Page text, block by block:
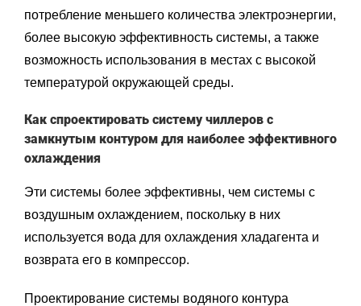
потребление меньшего количества электроэнергии,
более высокую эффективность системы, а также
возможность использования в местах с высокой
температурой окружающей среды.
Как спроектировать систему чиллеров с
замкнутым контуром для наиболее эффективного
охлаждения
Эти системы более эффективны, чем системы с
воздушным охлаждением, поскольку в них
используется вода для охлаждения хладагента и
возврата его в компрессор.
Проектирование системы водяного контура